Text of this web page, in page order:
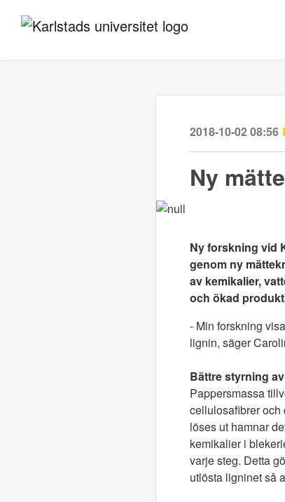
2018-10-02 08:56
Ny
Ny forskning vid
genom ny
av kemikalier,
och ökad
- Min forskning
lignin, säger
Bättre styrning
Pappersmassa
cellulosafibrer och
löses ut hamnar
kemikalier i
varje steg. Detta
utlösta ligninet så